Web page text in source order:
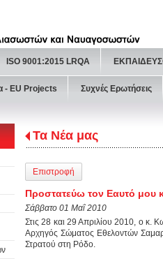
ISO 9001:2015 LRQA
- ΕU Projects Συχνές Ερωτήσεις
Τα Νέα μας
Επιστροφή
Προστατεύω τον Εαυτό μου
Σάββατο 01 Μαΐ 2010
Στις 28 και 29 Απριλίου 2010, ο κ.
Αρχηγός Σώματος Εθελοντών
Στρατού στη Ρόδο.